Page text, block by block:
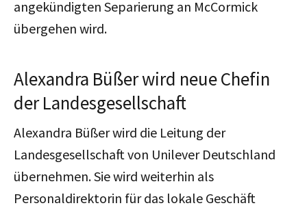
angekündigten Separierung an McCormick
übergehen wird.
Alexandra Büßer wird neue Chefin
der Landesgesellschaft
Alexandra Büßer wird die Leitung der
Landesgesellschaft von Unilever Deutschland
übernehmen. Sie wird weiterhin als
Personaldirektorin für das lokale Geschäft